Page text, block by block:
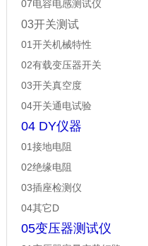
07电容电感测试仪
03开关测试
01开关机械特性
02有载变压器开关
03开关真空度
04开关通电试验
04 DY仪器
01接地电阻
02绝缘电阻
03插座检测仪
04其它D
05变压器测试仪